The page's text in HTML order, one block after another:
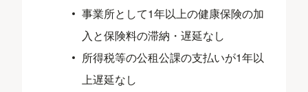
事業所として1年以上の健康保険の加
入と保険料の滞納・遅延なし
所得税等の公租公課の支払いが1年以
上遅延なし